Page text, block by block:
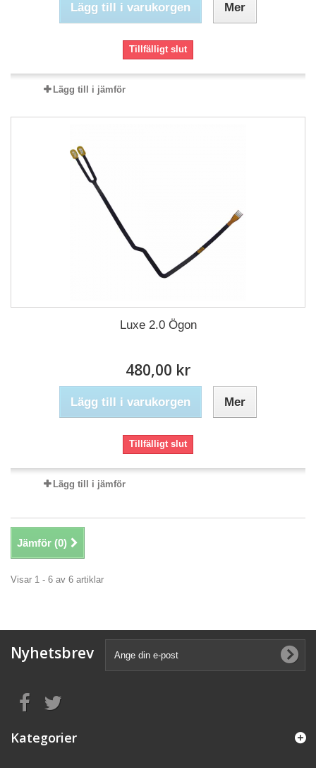
Lägg till i varukorgen Mer
Tillfälligt slut
Lägg till i jämför
Luxe 2.0 Ögon
480,00 kr
Lägg till i varukorgen Mer
Tillfälligt slut
Lägg till i jämför
Jämför (0)
Visar 1 - 6 av 6 artiklar
Nyhetsbrev
Kategorier